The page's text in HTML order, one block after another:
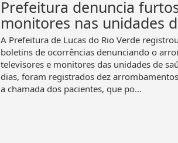
Prefeitura denuncia
monitores nas unidades
A Prefeitura de Lucas do Rio Verde
boletins de ocorrências denunciando o
televisores e monitores das unidades de
dias, foram registrados dez
a chamada dos pacientes, que po...